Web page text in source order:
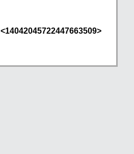
<14042045722447663509>